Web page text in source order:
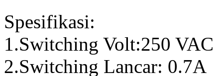
Spesifikasi:
1.Switching Volt:250 VAC
2.Switching Lancar: 0.7A